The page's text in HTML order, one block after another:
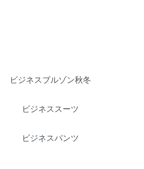
ビジネスブルゾン秋冬
ビジネススーツ
ビジネスパンツ